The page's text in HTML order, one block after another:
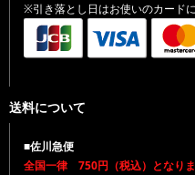
※引き落とし日はお使いのカード
送料について
■佐川急便
全国一律 750円（税込）となりま